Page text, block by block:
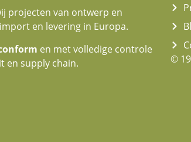
projecten van ontwerp en
en levering in Europa.
en met volledige controle
en supply chain.
©